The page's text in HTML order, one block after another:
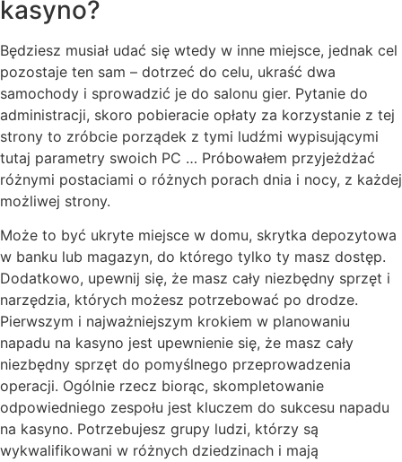
kasyno?
Będziesz musiał udać się wtedy w inne miejsce, jednak cel
pozostaje ten sam – dotrzeć do celu, ukraść dwa
samochody i sprowadzić je do salonu gier. Pytanie do
administracji, skoro pobieracie opłaty za korzystanie z tej
strony to zróbcie porządek z tymi ludźmi wypisującymi
tutaj parametry swoich PC … Próbowałem przyjeżdżać
różnymi postaciami o różnych porach dnia i nocy, z każdej
możliwej strony.
Może to być ukryte miejsce w domu, skrytka depozytowa
w banku lub magazyn, do którego tylko ty masz dostęp.
Dodatkowo, upewnij się, że masz cały niezbędny sprzęt i
narzędzia, których możesz potrzebować po drodze.
Pierwszym i najważniejszym krokiem w planowaniu
napadu na kasyno jest upewnienie się, że masz cały
niezbędny sprzęt do pomyślnego przeprowadzenia
operacji. Ogólnie rzecz biorąc, skompletowanie
odpowiedniego zespołu jest kluczem do sukcesu napadu
na kasyno. Potrzebujesz grupy ludzi, którzy są
wykwalifikowani w różnych dziedzinach i mają